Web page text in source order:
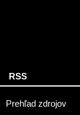
RSS
Prehľad zdrojov